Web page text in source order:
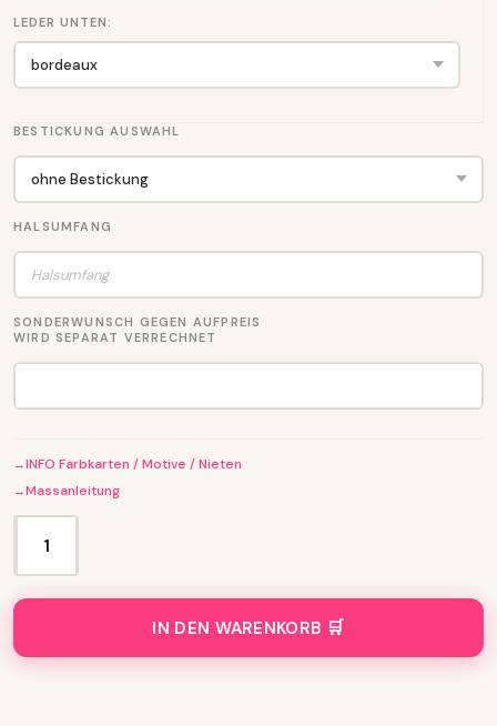
LEDER UNTEN:
BESTICKUNG AUSWAHL
HALSUMFANG
SONDERWUNSCH GEGEN AUFPREIS
WIRD SEPARAT VERRECHNET
INFO Farbkarten / Motive / Nieten
Massanleitung
p
p
n
IN DEN WARENKORB